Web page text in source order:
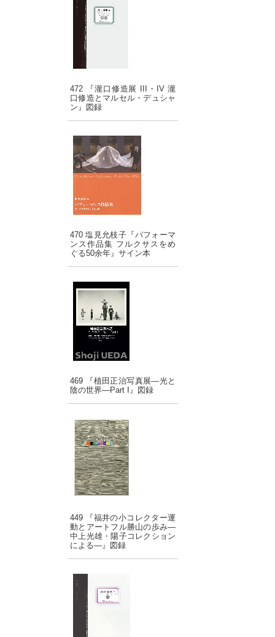
472 『瀧口修造展 III・IV 瀧
口修造とマルセル・デュシャ
ン』図録
470 塩見允枝子『パフォーマ
ンス作品集 フルクサスをめ
ぐる50余年』サイン本
469 『植田正治写真展―光と
陰の世界―Part I』図録
449 『福井の小コレクター運
動とアートフル勝山の歩み―
中上光雄・陽子コレクション
による―』図録